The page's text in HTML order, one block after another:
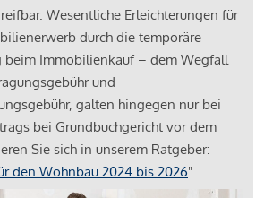
Wesentliche Erleichterungen für
durch die temporäre
beim Immobilienkauf – dem Wegfall
und
galten hingegen nur bei
bei Grundbuchgericht vor dem
Sie sich in unserem Ratgeber:
den Wohnbau 2024 bis 2026".